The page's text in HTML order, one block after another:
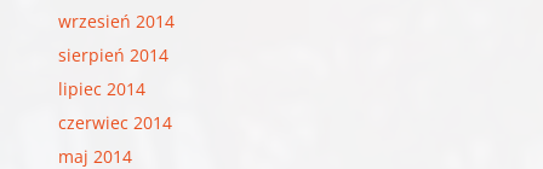
wrzesień 2014
sierpień 2014
lipiec 2014
czerwiec 2014
maj 2014